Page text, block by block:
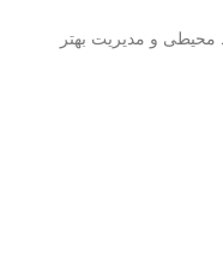
و مدیریت بهتر